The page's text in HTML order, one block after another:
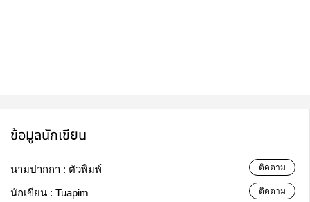
ข้อมูลนักเขียน
นามปากกา : ตัวพิมพ์ ติดตาม
นักเขียน : Tuapim ติดตาม